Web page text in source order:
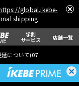
global.ikebe-
shipping.
学割
サービス 店舗一覧
延について(07月29日